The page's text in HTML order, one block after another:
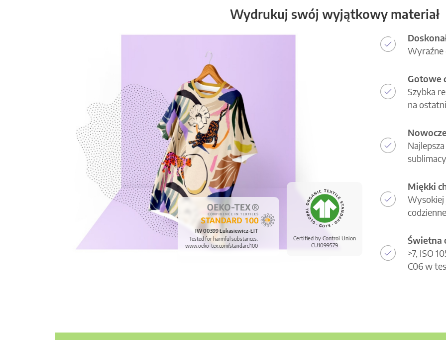
Wydrukuj swój wyjątkowy materiał
Certified by Control Union
CU1099579
IW 00399 Łukasiewicz-ŁIT
Tested for harmful substances.
www.oeko-tex.com/standard100
Wyraźne
Gotowe
Szybka
na
Miękki
Wysokiej
Świetna
>7, ISO
C06 w